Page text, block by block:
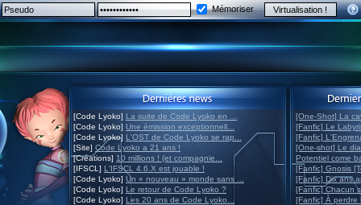
Mémoriser
[Code Lyoko] La suite de Code Lyoko en ...
[Code Lyoko] Une émission exceptionnell...
[Code Lyoko] L'OST de Code Lyoko se rap...
[Site] Code Lyoko a 21 ans !
[Créations] 10 millions ! (et compagnie...
[IFSCL] L'IFSCL 4.6.X est jouable !
[Code Lyoko] Un « nouveau » monde sans ...
[Code Lyoko] Le retour de Code Lyoko ?
[Code Lyoko] Les 20 ans de Code Lyoko...
[One-Shot] La
[Fanfic] Le
[Fanfic]
[One-shot] Le
Potentiel come
[Fanfic] Gnosis
[Fanfic] Dix ans
[Fanfic] Chacun
[Fanfic] À perdre